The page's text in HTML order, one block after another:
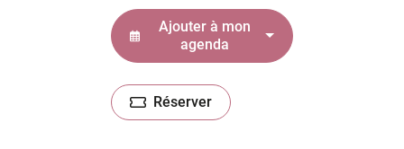
Ajouter à mon
agenda
Réserver
(ouverture dans un nouvel onglet)